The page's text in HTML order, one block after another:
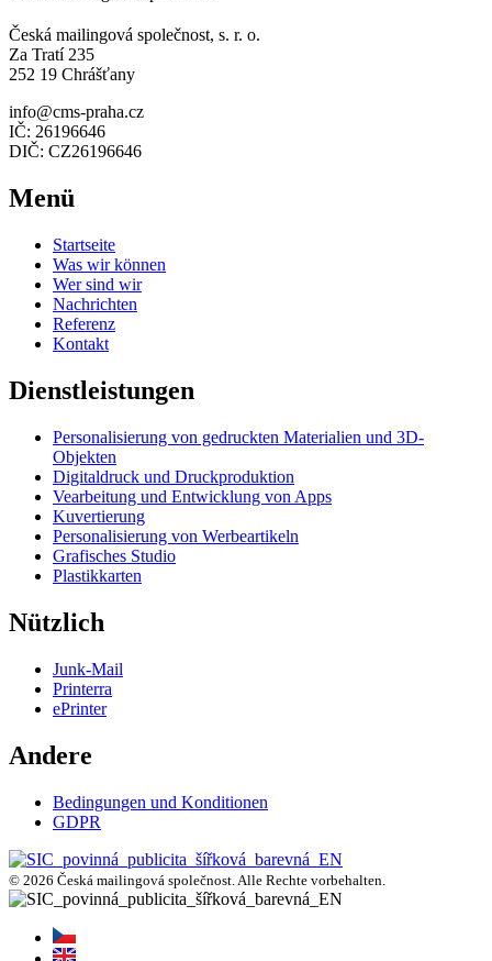
Česká mailingová společnost, s. r. o.
Za Tratí 235
252 19 Chrášťany
info@cms-praha.cz
IČ: 26196646
DIČ: CZ26196646
Menü
Startseite
Was wir können
Wer sind wir
Nachrichten
Referenz
Kontakt
Dienstleistungen
Personalisierung von gedruckten Materialien und 3D-
Objekten
Digitaldruck und Druckproduktion
Vearbeitung und Entwicklung von Apps
Kuvertierung
Personalisierung von Werbeartikeln
Grafisches Studio
Plastikkarten
Nützlich
Junk-Mail
Printerra
ePrinter
Andere
Bedingungen und Konditionen
GDPR
© 2026 Česká mailingová společnost. Alle Rechte vorbehalten.